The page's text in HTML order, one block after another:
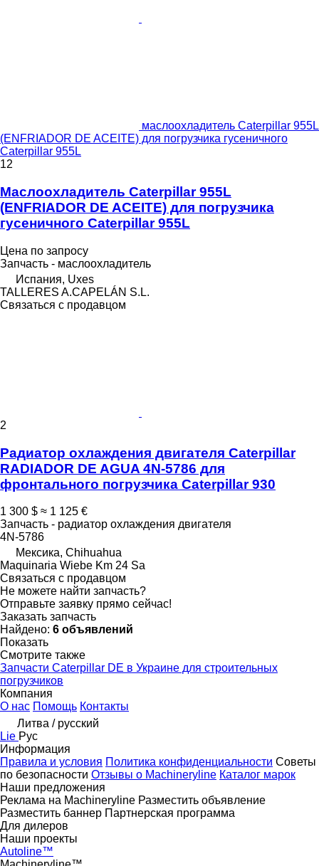
маслоохладитель Caterpillar 955L
(ENFRIADOR DE ACEITE) для погрузчика гусеничного
Caterpillar 955L
12
Маслоохладитель Caterpillar 955L
(ENFRIADOR DE ACEITE) для погрузчика
гусеничного Caterpillar 955L
Цена по запросу
Запчасть - маслоохладитель
Испания, Uxes
TALLERES A.CAPELÁN S.L.
Связаться с продавцом
2
Радиатор охлаждения двигателя Caterpillar
RADIADOR DE AGUA 4N-5786 для
фронтального погрузчика Caterpillar 930
1 300 $ ≈ 1 125 €
Запчасть - радиатор охлаждения двигателя
4N-5786
Мексика, Chihuahua
Maquinaria Wiebe Km 24 Sa
Связаться с продавцом
Не можете найти запчасть?
Отправьте заявку прямо сейчас!
Заказать запчасть
Найдено: 6 объявлений
Показать
Смотрите также
Запчасти Caterpillar DE в Украине для строительных
погрузчиков
Компания
О нас Помощь Контакты
Литва / русский
Lie Рус
Информация
Правила и условия Политика конфиденциальности Советы
по безопасности Отзывы о Machineryline Каталог марок
Наши предложения
Реклама на Machineryline Разместить объявление
Разместить баннер Партнерская программа
Для дилеров
Наши проекты
Autoline™